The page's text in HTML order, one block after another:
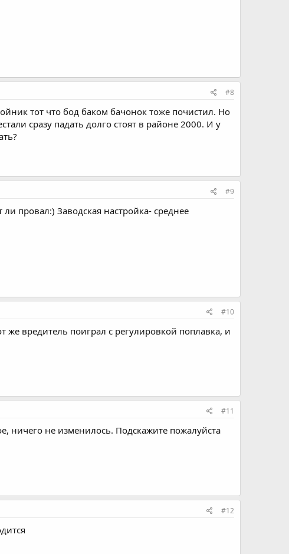
#8
тот что бод баком бачонок тоже почистил. Но
сразу падать долго стоят в районе 2000. И у
#9
провал:) Заводская настройка- среднее
#10
вредитель поиграл с регулировкой поплавка, и
#11
ничего не изменилось. Подскажите пожалуйста
#12